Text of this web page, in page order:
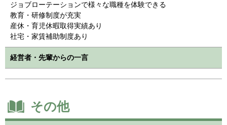
ジョブローテーションで様々な職種を体験できる
教育・研修制度が充実
産休・育児休暇取得実績あり
社宅・家賃補助制度あり
経営者・先輩からの一言
その他